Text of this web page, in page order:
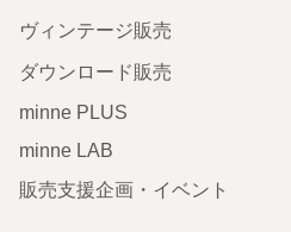
ヴィンテージ販売
ダウンロード販売
minne PLUS
minne LAB
販売支援企画・イベント